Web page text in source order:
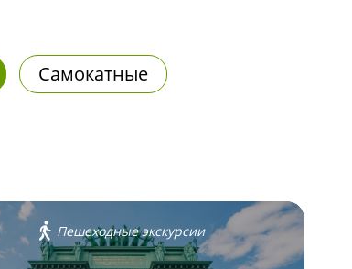
Самокатные
Пешеходные экскурсии